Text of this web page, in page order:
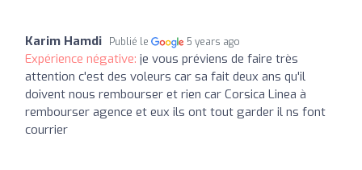
Karim Hamdi Publié le 5 years ago
Expérience négative: je vous préviens de faire très
attention c'est des voleurs car sa fait deux ans qu'il
doivent nous rembourser et rien car Corsica Linea à
rembourser agence et eux ils ont tout garder il ns font
courrier